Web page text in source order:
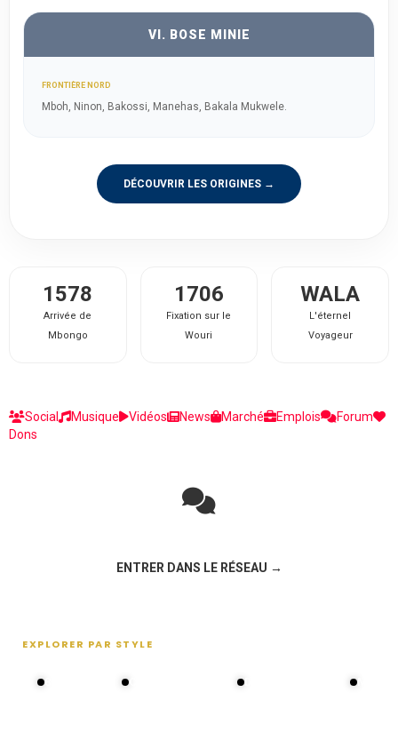
VI. BOSE MINIE
FRONTIÈRE NORD
Mboh, Ninon, Bakossi, Manehas, Bakala Mukwele.
DÉCOUVRIR LES ORIGINES →
1578
Arrivée de
Mbongo
1706
Fixation sur le
Wouri
WALA
L'éternel
Voyageur
Social Musique Vidéos News Marché Emplois
Forum
Dons
ENTRER DANS LE RÉSEAU →
EXPLORER PAR STYLE